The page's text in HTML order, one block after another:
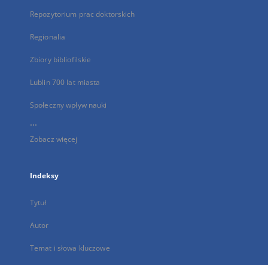
Repozytorium prac doktorskich
Regionalia
Zbiory bibliofilskie
Lublin 700 lat miasta
Społeczny wpływ nauki
...
Zobacz więcej
Indeksy
Tytuł
Autor
Temat i słowa kluczowe